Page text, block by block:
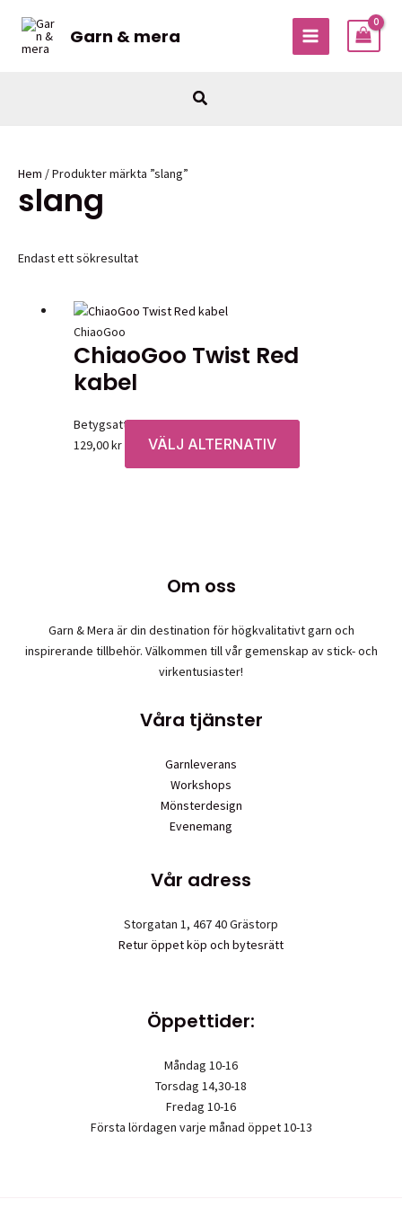
innehåll
Garn & mera
MAIN
Sök
Hem / Produkter märkta ”slang”
slang
Endast ett sökresultat
ChiaoGoo
ChiaoGoo Twist Red
kabel
Betygsatt0av 5
129,00kr VÄLJ ALTERNATIV
här
kan
väljas
Om oss
Garn & Mera är din destination för högkvalitativt garn och
inspirerande tillbehör. Välkommen till vår gemenskap av stick- och
virkentusiaster!
Våra tjänster
Garnleverans
Workshops
Mönsterdesign
Evenemang
Vår adress
Storgatan 1, 467 40 Grästorp
Retur öppet köp och bytesrätt
Öppettider:
Måndag 10-16
Torsdag 14,30-18
Fredag 10-16
Första lördagen varje månad öppet 10-13